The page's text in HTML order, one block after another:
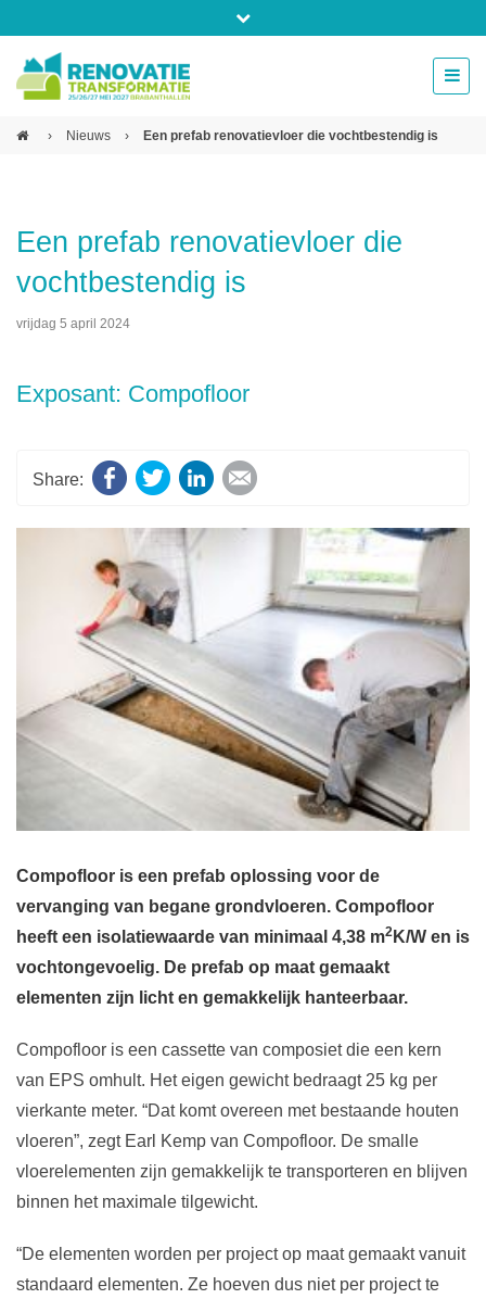
beurs@54events.nl
› Nieuws › Een prefab renovatievloer die vochtbestendig is
Een prefab renovatievloer die
vochtbestendig is
vrijdag 5 april 2024
Exposant: Compofloor
Facebook
Twitter LinkedIn
Compofloor is een prefab oplossing voor de
vervanging van begane grondvloeren. Compofloor
heeft een isolatiewaarde van minimaal 4,38 m2 K/W en is
vochtongevoelig. De prefab op maat gemaakt
elementen zijn licht en gemakkelijk hanteerbaar.
Compofloor is een cassette van composiet die een kern
van EPS omhult. Het eigen gewicht bedraagt 25 kg per
vierkante meter. “Dat komt overeen met bestaande houten
vloeren”, zegt Earl Kemp van Compofloor. De smalle
vloerelementen zijn gemakkelijk te transporteren en blijven
binnen het maximale tilgewicht.
“De elementen worden per project op maat gemaakt vanuit
standaard elementen. Ze hoeven dus niet per project te